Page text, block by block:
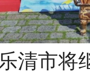
清市将